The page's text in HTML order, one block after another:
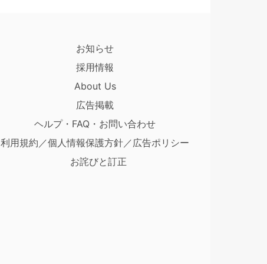
お知らせ
採用情報
About Us
広告掲載
ヘルプ・FAQ・お問い合わせ
利用規約／個人情報保護方針／広告ポリシー
お詫びと訂正